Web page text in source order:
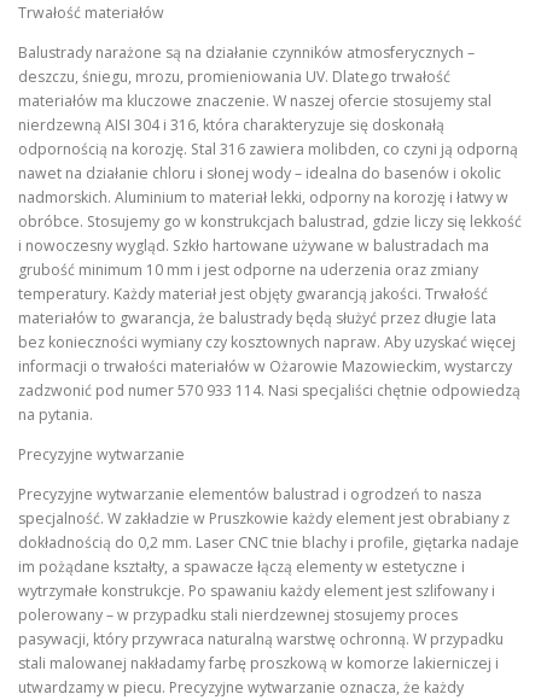
Trwałość materiałów
Balustrady narażone są na działanie czynników atmosferycznych –
deszczu, śniegu, mrozu, promieniowania UV. Dlatego trwałość
materiałów ma kluczowe znaczenie. W naszej ofercie stosujemy stal
nierdzewną AISI 304 i 316, która charakteryzuje się doskonałą
odpornością na korozję. Stal 316 zawiera molibden, co czyni ją odporną
nawet na działanie chloru i słonej wody – idealna do basenów i okolic
nadmorskich. Aluminium to materiał lekki, odporny na korozję i łatwy w
obróbce. Stosujemy go w konstrukcjach balustrad, gdzie liczy się lekkość
i nowoczesny wygląd. Szkło hartowane używane w balustradach ma
grubość minimum 10 mm i jest odporne na uderzenia oraz zmiany
temperatury. Każdy materiał jest objęty gwarancją jakości. Trwałość
materiałów to gwarancja, że balustrady będą służyć przez długie lata
bez konieczności wymiany czy kosztownych napraw. Aby uzyskać więcej
informacji o trwałości materiałów w Ożarowie Mazowieckim, wystarczy
zadzwonić pod numer 570 933 114. Nasi specjaliści chętnie odpowiedzą
na pytania.
Precyzyjne wytwarzanie
Precyzyjne wytwarzanie elementów balustrad i ogrodzeń to nasza
specjalność. W zakładzie w Pruszkowie każdy element jest obrabiany z
dokładnością do 0,2 mm. Laser CNC tnie blachy i profile, giętarka nadaje
im pożądane kształty, a spawacze łączą elementy w estetyczne i
wytrzymałe konstrukcje. Po spawaniu każdy element jest szlifowany i
polerowany – w przypadku stali nierdzewnej stosujemy proces
pasywacji, który przywraca naturalną warstwę ochronną. W przypadku
stali malowanej nakładamy farbę proszkową w komorze lakierniczej i
utwardzamy w piecu. Precyzyjne wytwarzanie oznacza, że każdy